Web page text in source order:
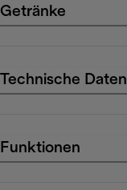
Getränke
Technische Daten
Funktionen